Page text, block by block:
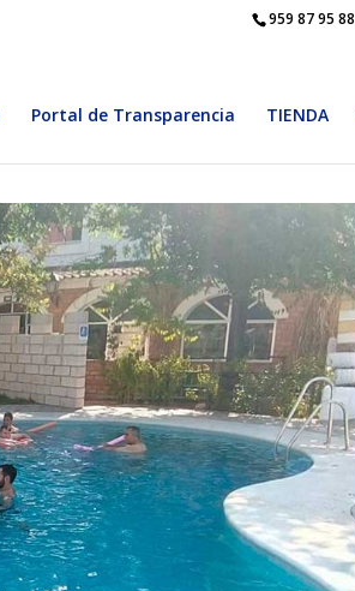
959 87 95 88
Portal de Transparencia TIENDA